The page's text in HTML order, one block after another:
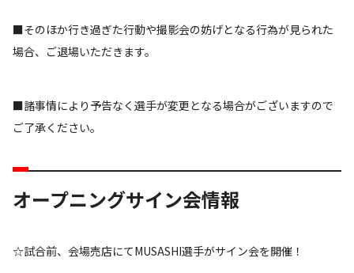
■そのほか行き過ぎた行動や撮影会の妨げとなる行為が見られた
場合、ご退場いただきます。
■諸事情により予告なく選手が変更となる場合がございますので
ご了承ください。
オープニングサイン会情報
☆試合前、会場売店にてMUSASHI選手がサイン会を開催！